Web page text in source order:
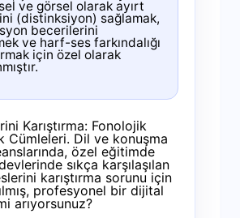
ve görsel olarak ayırt
(distinksiyon) sağlamak,
becerilerini
ve harf-ses farkındalığı
için özel olarak
Karıştırma: Fonolojik
Cümleleri. Dil ve konuşma
özel eğitimde
sıkça karşılaşılan
karıştırma sorunu için
profesyonel bir dijital
arıyorsunuz?